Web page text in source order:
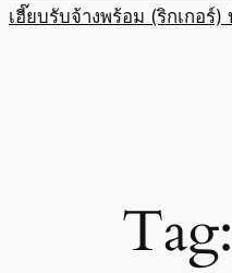
เฮี๊ยบรับจ้างพร้อม (ริกเกอร์
Tag: